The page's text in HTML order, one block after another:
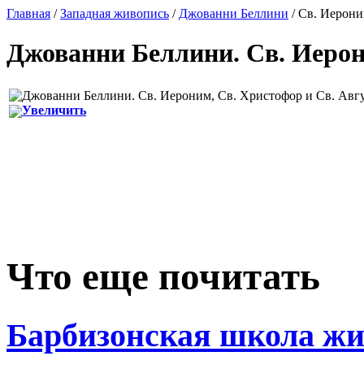
Главная /Западная живопись / Джованни Беллини / Св.
Джованни Беллини. Св.
Увеличить
Что еще почитать
Барбизонская школа